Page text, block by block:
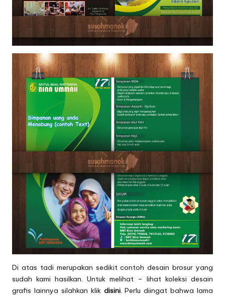
Di atas tadi merupakan sedikit contoh desain brosur yang
sudah kami hasilkan. Untuk melihat – lihat koleksi desain
grafis lainnya silahkan klik disini. Perlu diingat bahwa lama